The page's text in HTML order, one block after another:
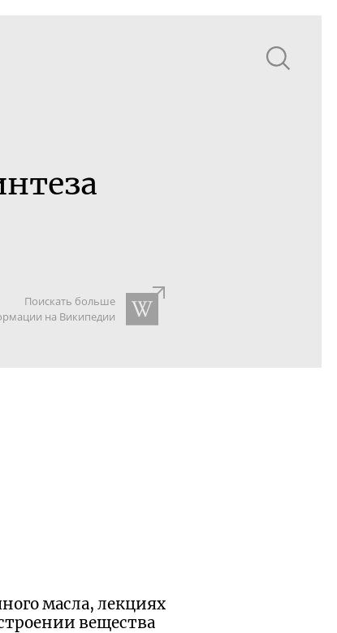
Поискать больше
на Википедии
масла, лекциях
вещества